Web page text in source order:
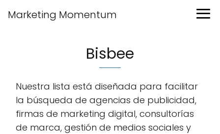
Marketing Momentum
Bisbee
Nuestra lista está diseñada para facilitar
la búsqueda de agencias de publicidad,
firmas de marketing digital, consultorías
de marca, gestión de medios sociales y